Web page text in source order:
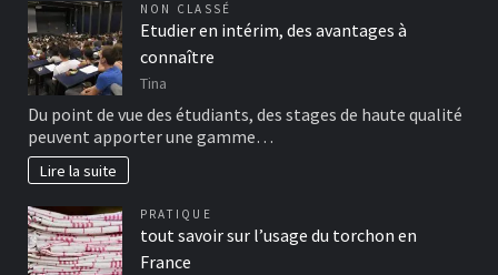
NON CLASSÉ
Etudier en intérim, des avantages à
connaître
Tina
Du point de vue des étudiants, des stages de haute qualité
peuvent apporter une gamme…
Lire la suite
PRATIQUE
tout savoir sur l’usage du torchon en
France